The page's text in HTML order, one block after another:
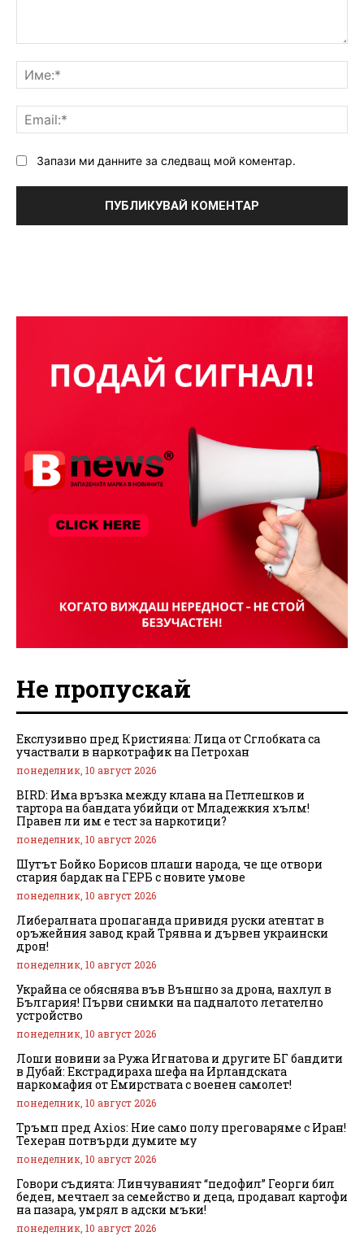
Запази ми данните за следващ мой коментар.
Не пропускай
Екслузивно пред Кристияна: Лица от Сглобката са
участвали в наркотрафик на Петрохан
понеделник, 10 август 2026
BIRD: Има връзка между клана на Петлешков и
тартора на бандата убийци от Младежкия хълм!
Правен ли им е тест за наркотици?
понеделник, 10 август 2026
Шутът Бойко Борисов плаши народа, че ще отвори
стария бардак на ГЕРБ с новите умове
понеделник, 10 август 2026
Либералната пропаганда привидя руски атентат в
оръжейния завод край Трявна и дървен украински
дрон!
понеделник, 10 август 2026
Украйна се обяснява във Външно за дрона, нахлул в
България! Първи снимки на падналото летателно
устройство
понеделник, 10 август 2026
Лоши новини за Ружа Игнатова и другите БГ бандити
в Дубай: Екстрадираха шефа на Ирландската
наркомафия от Емирствата с военен самолет!
понеделник, 10 август 2026
Тръмп пред Axios: Ние само полу преговаряме с Иран!
Техеран потвърди думите му
понеделник, 10 август 2026
Говори съдията: Линчуваният “педофил” Георги бил
беден, мечтаел за семейство и деца, продавал картофи
на пазара, умрял в адски мъки!
понеделник, 10 август 2026